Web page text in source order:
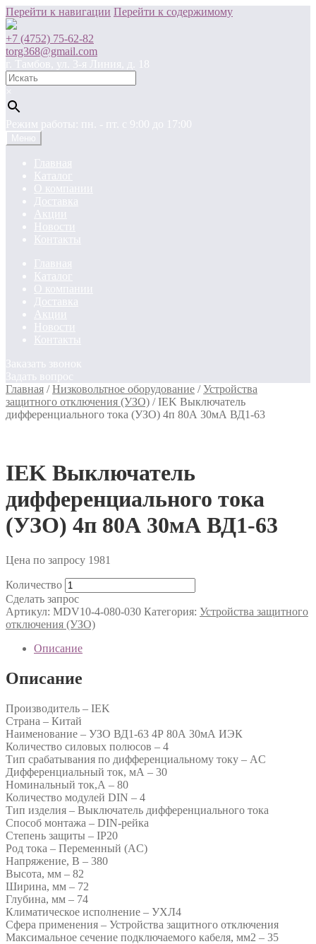
Перейти к навигации Перейти к содержимому
+7 (4752) 75-62-82
torg368@gmail.com
г. Тамбов, ул. 3-я Линия, д. 18
×
Режим работы: пн. - пт. c 9:00 до 17:00
Меню
Главная
Каталог
О компании
Доставка
Акции
Новости
Контакты
Главная
Каталог
О компании
Доставка
Акции
Новости
Контакты
Заказать звонок
Задать вопрос
Главная /Низковольтное оборудование /Устройства
защитного отключения (УЗО) /IEK Выключатель
дифференциального тока (УЗО) 4п 80А 30мА ВД1-63
IEK Выключатель
дифференциального тока
(УЗО) 4п 80А 30мА ВД1-63
Цена по запросу 1981
Количество
Сделать запрос
Артикул: MDV10-4-080-030 Категория: Устройства защитного
отключения (УЗО)
Описание
Описание
Производитель – IEK
Страна – Китай
Наименование – УЗО ВД1-63 4Р 80А 30мА ИЭК
Количество силовых полюсов – 4
Тип срабатывания по дифференциальному току – AC
Дифференциальный ток, мА – 30
Номинальный ток,А – 80
Количество модулей DIN – 4
Тип изделия – Выключатель дифференциального тока
Способ монтажа – DIN-рейка
Степень защиты – IP20
Род тока – Переменный (AC)
Напряжение, В – 380
Высота, мм – 82
Ширина, мм – 72
Глубина, мм – 74
Климатическое исполнение – УХЛ4
Сфера применения – Устройства защитного отключения
Максимальное сечение подключаемого кабеля, мм2 – 35